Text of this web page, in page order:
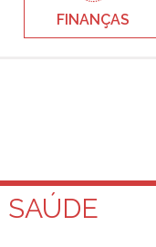
FINANÇAS
SAÚDE